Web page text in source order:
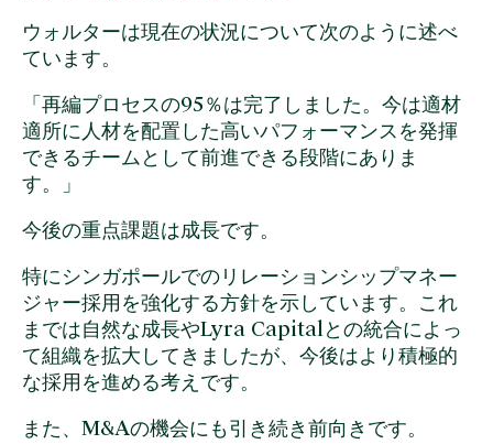
ウォルターは現在の状況について次のように述べ
ています。
「再編プロセスの95％は完了しました。今は適材
適所に人材を配置した高いパフォーマンスを発揮
できるチームとして前進できる段階にありま
す。」
今後の重点課題は成長です。
特にシンガポールでのリレーションシップマネー
ジャー採用を強化する方針を示しています。これ
までは自然な成長やLyra Capitalとの統合によっ
て組織を拡大してきましたが、今後はより積極的
な採用を進める考えです。
また、M&Aの機会にも引き続き前向きです。